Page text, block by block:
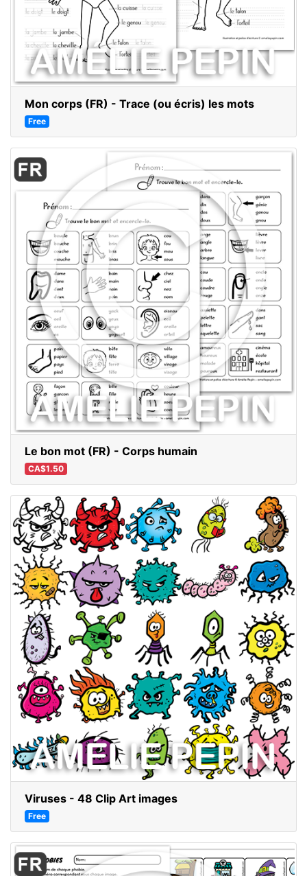
Mon corps (FR) - Trace (ou écris) les mots
Free
Le bon mot (FR) - Corps humain
CA$1.50
Viruses - 48 Clip Art images
Free